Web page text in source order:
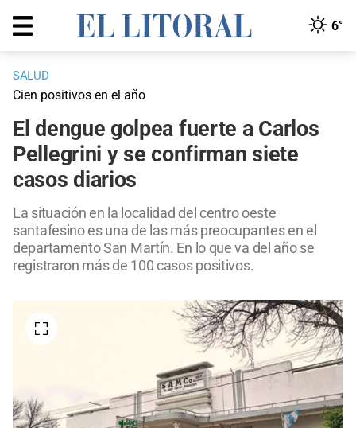
6°
SALUD
Cien positivos en el año
El dengue golpea fuerte a Carlos
Pellegrini y se confirman siete
casos diarios
La situación en la localidad del centro oeste
santafesino es una de las más preocupantes en el
departamento San Martín. En lo que va del año se
registraron más de 100 casos positivos.